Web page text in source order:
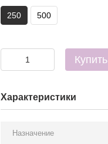
250 500
Купить
Характеристики
Назначение